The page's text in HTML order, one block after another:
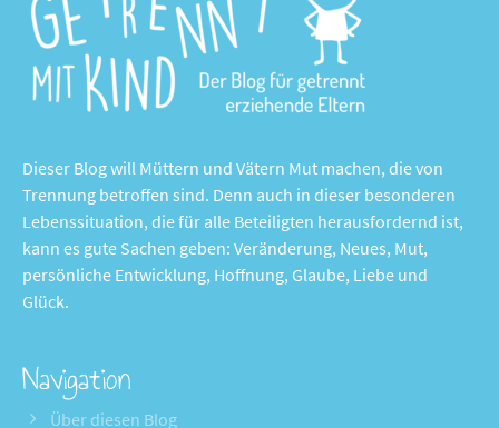
Dieser Blog will Müttern und Vätern Mut machen, die von
Trennung betroffen sind. Denn auch in dieser besonderen
Lebenssituation, die für alle Beteiligten herausfordernd ist,
kann es gute Sachen geben: Veränderung, Neues, Mut,
persönliche Entwicklung, Hoffnung, Glaube, Liebe und
Glück.
Navigation
Über diesen Blog